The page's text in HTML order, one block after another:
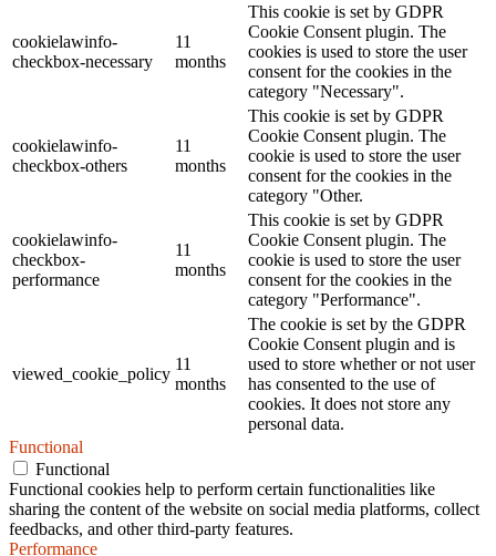
cookielawinfo-
checkbox-necessary
11
months
This cookie is set by GDPR
Cookie Consent plugin. The
cookies is used to store the user
consent for the cookies in the
category "Necessary".
cookielawinfo-
checkbox-others
11
months
This cookie is set by GDPR
Cookie Consent plugin. The
cookie is used to store the user
consent for the cookies in the
category "Other.
cookielawinfo-
checkbox-
performance
11
months
This cookie is set by GDPR
Cookie Consent plugin. The
cookie is used to store the user
consent for the cookies in the
category "Performance".
viewed_cookie_policy
11
months
The cookie is set by the GDPR
Cookie Consent plugin and is
used to store whether or not user
has consented to the use of
cookies. It does not store any
personal data.
Functional
Functional
Functional cookies help to perform certain functionalities like
sharing the content of the website on social media platforms, collect
feedbacks, and other third-party features.
Performance